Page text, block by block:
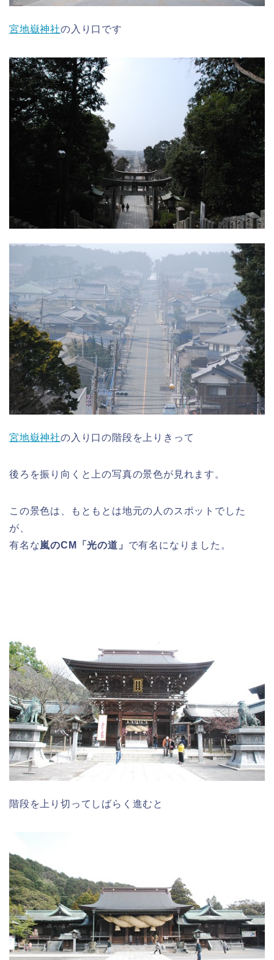
宮地嶽神社の入り口です
宮地嶽神社の入り口の階段を上りきって
後ろを振り向くと上の写真の景色が見れます。
この景色は、もともとは地元の人のスポットでした
が、
有名な嵐のCM「光の道」 で有名になりました。
階段を上り切ってしばらく進むと